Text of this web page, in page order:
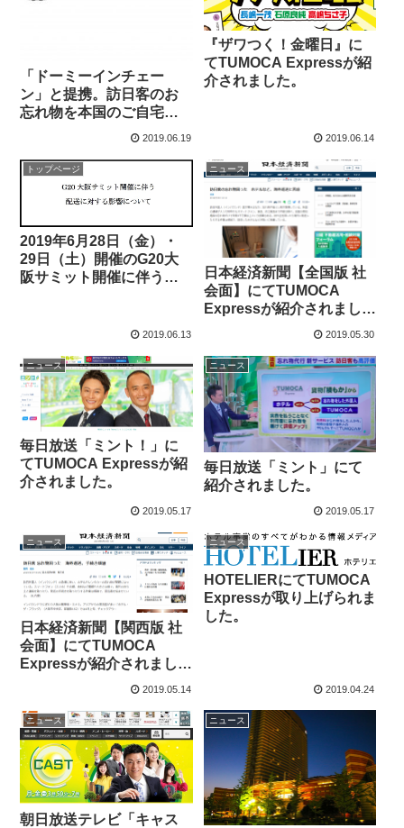
「ドーミーインチェー
ン」と提携。訪日客のお
忘れ物を本国のご自宅ま
でお届けします。
2019.06.19
『ザワつく！金曜日』に
てTUMOCA Expressが紹
介されました。
2019.06.14
トップページ
2019年6月28日（金）・
29日（土）開催のG20大
阪サミット開催に伴う配
2019.06.13
ニュース
日本経済新聞【全国版 社
会面】にてTUMOCA
Expressが紹介されまし
2019.05.30
ニュース
毎日放送「ミント！」に
てTUMOCA Expressが紹
介されました。
2019.05.17
ニュース
毎日放送「ミント」にて
紹介されました。
2019.05.17
ニュース
日本経済新聞【関西版 社
会面】にてTUMOCA
Expressが紹介されまし
2019.05.14
ニュース
HOTELIERにてTUMOCA
Expressが取り上げられま
した。
2019.04.24
ニュース
朝日放送テレビ「キャス
ニュース